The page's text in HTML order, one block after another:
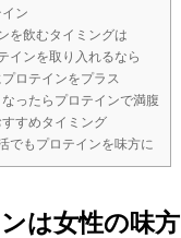
ン
を飲むタイミングは
インを取り入れるなら
ロテインをプラス
ったらプロテインで満腹
すめタイミング
でもプロテインを味方に
は女性の味方